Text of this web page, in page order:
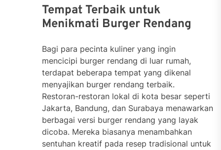
Tempat Terbaik untuk
Menikmati Burger Rendang
Bagi para pecinta kuliner yang ingin
mencicipi burger rendang di luar rumah,
terdapat beberapa tempat yang dikenal
menyajikan burger rendang terbaik.
Restoran-restoran lokal di kota besar seperti
Jakarta, Bandung, dan Surabaya menawarkan
berbagai versi burger rendang yang layak
dicoba. Mereka biasanya menambahkan
sentuhan kreatif pada resep tradisional untuk